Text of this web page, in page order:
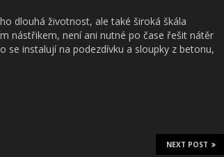
dlouhá životnost, ale také široká škála
nástřikem, není ani nutné po čase řešit nátěr
se instalují na podezdívku a sloupky z betonu,
NEXT POST